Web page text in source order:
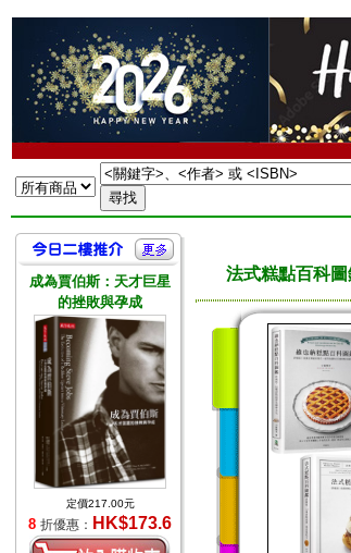
成為賈伯斯：天才巨星
的挫敗與孕成
定價217.00元
8 折優惠： HK$173.6
法式糕點百科